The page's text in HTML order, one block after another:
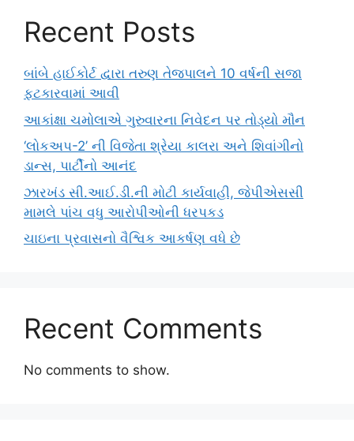
Recent Posts
બાંબે હાઈકોર્ટ દ્વારા તરુણ તેજપાલને 10 વર્ષની સજા
ફટકારવામાં આવી
આકાંક્ષા ચમોલાએ ગુરુવારના નિવેદન પર તોડ્યો મૌન
‘લોકઅપ-2’ ની વિજેતા શ્રેયા કાલરા અને શિવાંગીનો
ડાન્સ, પાર્ટીનો આનંદ
ઝારખંડ સી.આઈ.ડી.ની મોટી કાર્યવાહી, જેપીએસસી
મામલે પાંચ વધુ આરોપીઓની ધરપકડ
ચાઇના પ્રવાસનો વૈશ્વિક આકર્ષણ વધે છે
Recent Comments
No comments to show.